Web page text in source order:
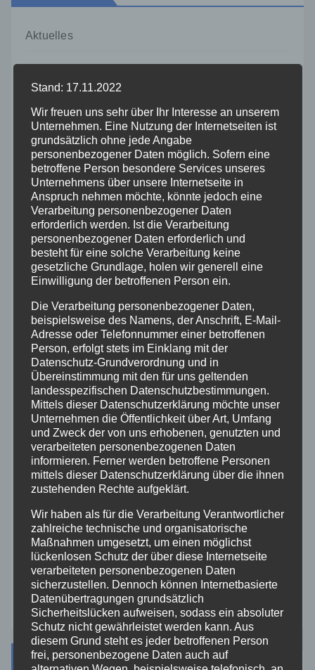
Aktuelles
Altenkirchen
Bundespolizei
Feuerwehr
Hilfsorganisationen
Mayen-Koblenz
Polizei
Rettungsdienst
Rhein-Lahn
THW
Veranstaltungen
Video
Westerwald
Zoll
Archiv
Stand: 17.11.2022
Wir freuen uns sehr über Ihr Interesse an unserem
Unternehmen. Eine Nutzung der Internetseiten ist
grundsätzlich ohne jede Angabe
personenbezogener Daten möglich. Sofern eine
betroffene Person besondere Services unseres
Unternehmens über unsere Internetseite in
Anspruch nehmen möchte, könnte jedoch eine
Verarbeitung personenbezogener Daten
erforderlich werden. Ist die Verarbeitung
personenbezogener Daten erforderlich und
besteht für eine solche Verarbeitung keine
gesetzliche Grundlage, holen wir generell eine
Einwilligung der betroffenen Person ein.
Die Verarbeitung personenbezogener Daten,
beispielsweise des Namens, der Anschrift, E-Mail-
Adresse oder Telefonnummer einer betroffenen
Person, erfolgt stets im Einklang mit der
Datenschutz-Grundverordnung und in
Übereinstimmung mit den für uns geltenden
landesspezifischen Datenschutzbestimmungen.
Mittels dieser Datenschutzerklärung möchte unser
Unternehmen die Öffentlichkeit über Art, Umfang
und Zweck der von uns erhobenen, genutzten und
verarbeiteten personenbezogenen Daten
informieren. Ferner werden betroffene Personen
mittels dieser Datenschutzerklärung über die ihnen
zustehenden Rechte aufgeklärt.
Wir haben als für die Verarbeitung Verantwortlicher
zahlreiche technische und organisatorische
Maßnahmen umgesetzt, um einen möglichst
lückenlosen Schutz der über diese Internetseite
verarbeiteten personenbezogenen Daten
sicherzustellen. Dennoch können Internetbasierte
Datenübertragungen grundsätzlich
Sicherheitslücken aufweisen, sodass ein absoluter
Schutz nicht gewährleistet werden kann. Aus
diesem Grund steht es jeder betroffenen Person
frei, personenbezogene Daten auch auf